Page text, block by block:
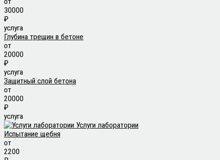
30000
₽
услуга
Глубина трещин в бетоне
от
20000
₽
услуга
Защитный слой бетона
от
20000
₽
услуга
Услуги лаборатории
Испытание щебня
от
2200